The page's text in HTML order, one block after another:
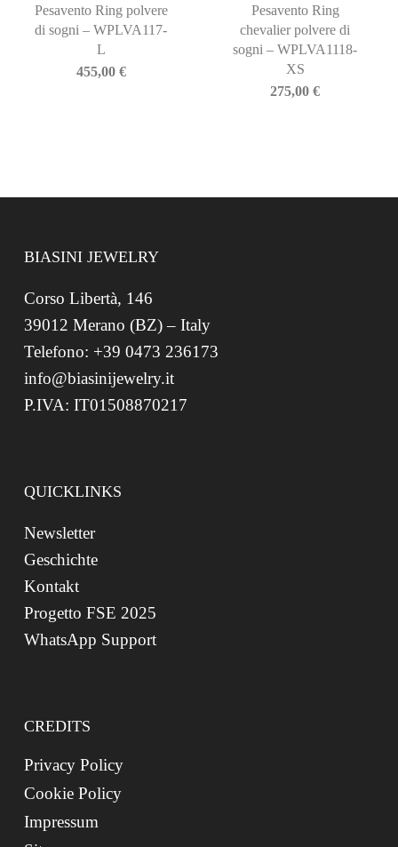
Pesavento Ring polvere
di sogni – WPLVA117-
L
455,00 €
Pesavento Ring
chevalier polvere di
sogni – WPLVA1118-
XS
275,00€
BIASINI JEWELRY
Corso Libertà, 146
39012 Merano (BZ) – Italy
Telefono: +39 0473 236173
info@biasinijewelry.it
P.IVA: IT01508870217
QUICKLINKS
Newsletter
Geschichte
Kontakt
Progetto FSE 2025
WhatsApp Support
CREDITS
Privacy Policy
Cookie Policy
Impressum